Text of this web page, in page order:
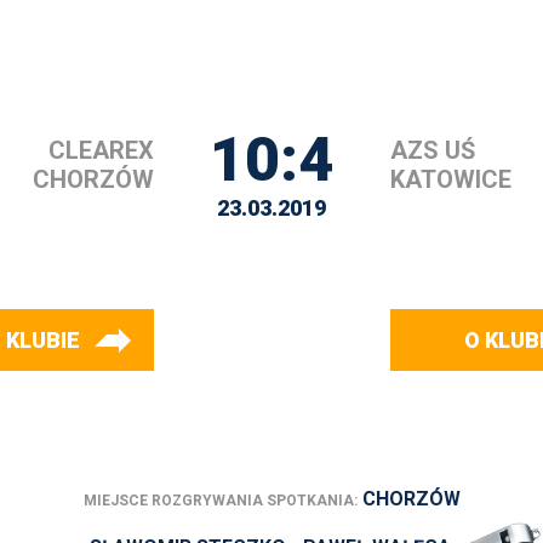
CLEAREX
CHORZÓW
KLUBIE
10:4
23.03.2019
AZS UŚ
KATOWICE
O
MIEJSCE ROZGRYWANIA SPOTKANIA: CHORZÓW